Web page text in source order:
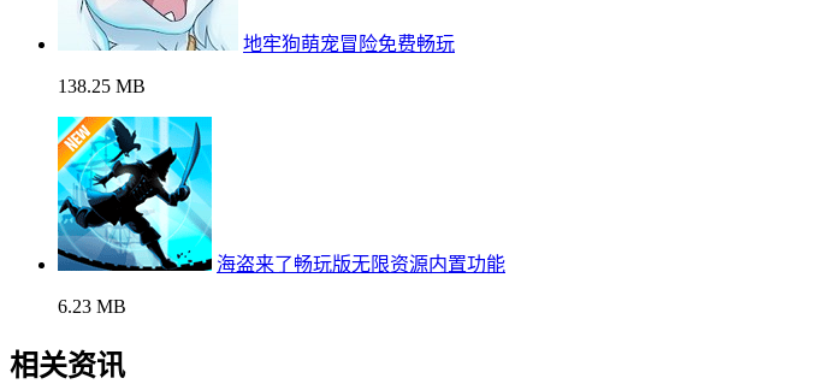
地牢狗萌宠冒险免费畅玩
138.25 MB
海盗来了畅玩版无限资源内置功能
6.23 MB
相关资讯